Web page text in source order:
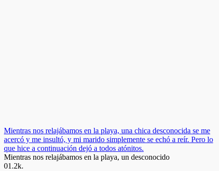
Mientras nos relajábamos en la playa, una chica desconocida se me
acercó y me insultó, y mi marido simplemente se echó a reír. Pero lo
que hice a continuación dejó a todos atónitos.
Mientras nos relajábamos en la playa, un desconocido
01.2k.